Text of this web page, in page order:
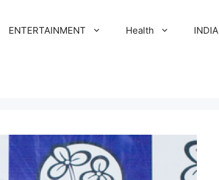
ENTERTAINMENT Health INDIA